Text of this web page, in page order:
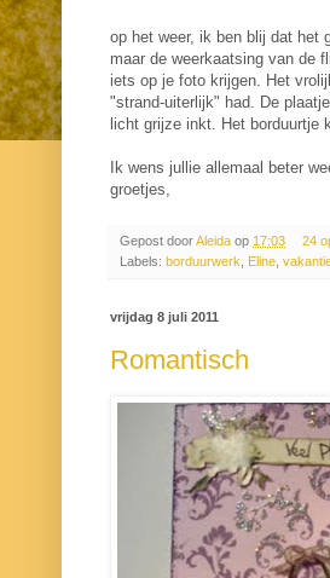
op het weer, ik ben blij dat het
maar de weerkaatsing van de
iets op je foto krijgen. Het
"strand-uiterlijk" had. De
licht grijze inkt. Het borduurtje
Ik wens jullie allemaal beter
groetjes,
Gepost doorAleida op 17:03
24
Labels: borduurwerk Eline
vrijdag 8 juli 2011
Romantisch